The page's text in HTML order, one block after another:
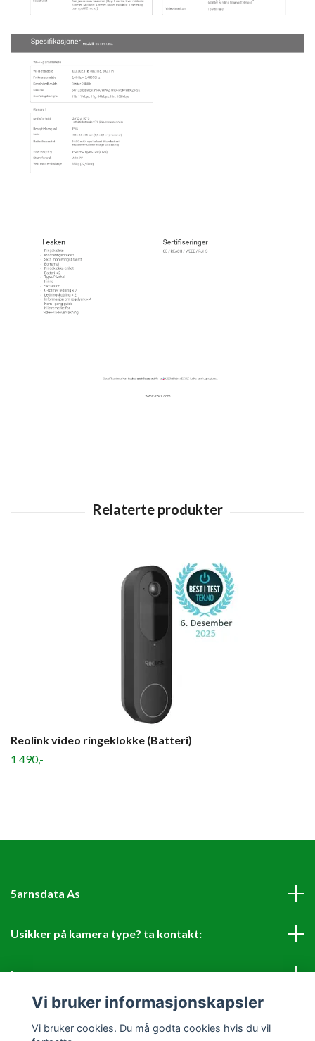
Reolink video ringeklokke (Batteri)
1 490,-
5arnsdata As
Usikker på kamera type? ta kontakt:
Les mer
Vi bruker informasjonskapsler
Vi bruker cookies. Du må godta cookies hvis du vil